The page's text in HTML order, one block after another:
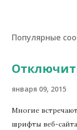
Популярные
января 09, 2015
Многие
шрифты веб-